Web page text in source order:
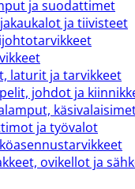
ja suodattimet
ja tiivisteet
laturit ja tarvikkeet
johdot ja
ja työvalot
ovikellot ja